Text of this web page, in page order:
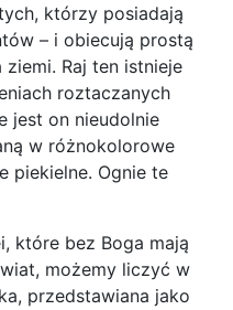
którzy posiadają
– i obiecują prostą
Raj ten istnieje
roztaczanych
jest on nieudolnie
w różnokolorowe
piekielne. Ognie te
które bez Boga mają
możemy liczyć w
przedstawiana jako